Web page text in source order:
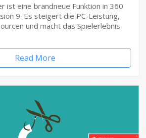
ist eine brandneue Funktion in 360
9. Es steigert die PC-Leistung,
und macht das Spielerlebnis
Read More